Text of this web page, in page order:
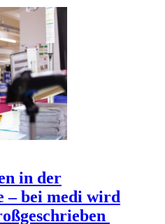
in der
– bei medi wird